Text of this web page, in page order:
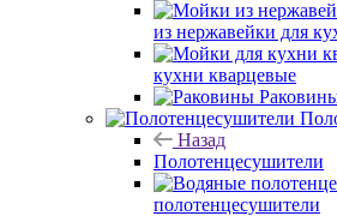
из нержавейки для
кухни кварцевые
Назад
Полотенцесушители
полотенцесушители